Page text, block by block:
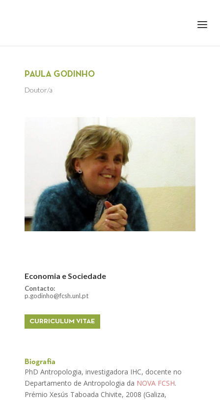
PAULA GODINHO
Doutor/a
Economia e Sociedade
Contacto:
p.godinho@fcsh.unl.pt
CURRICULUM VITAE
Biografia
PhD Antropologia, investigadora IHC, docente no
Departamento de Antropologia da NOVA FCSH.
Prémio Xesús Taboada Chivite, 2008 (Galiza,